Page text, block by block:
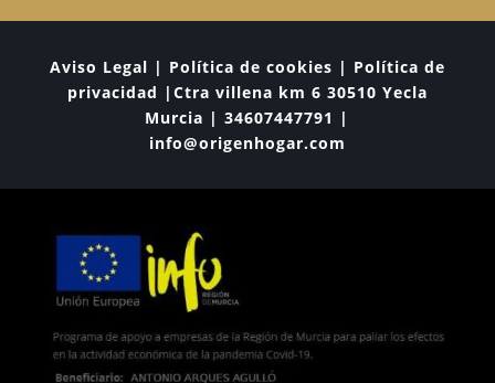
Aviso Legal | Política de cookies | Política de
privacidad |Ctra villena km 6 30510 Yecla
Murcia | 34607447791 |
info@origenhogar.com